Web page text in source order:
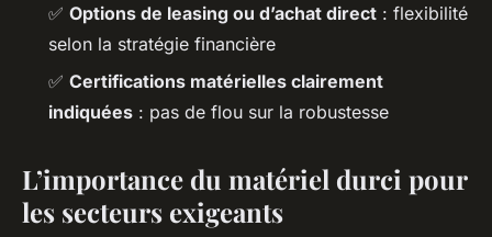
✅ Options de leasing ou d’achat direct : flexibilité
selon la stratégie financière
✅ Certifications matérielles clairement
indiquées : pas de flou sur la robustesse
L’importance du matériel durci pour
les secteurs exigeants